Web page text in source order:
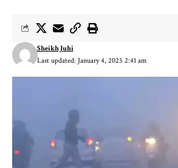
Last updated: January 4, 2025 2:41 am
Sheikh Juhi